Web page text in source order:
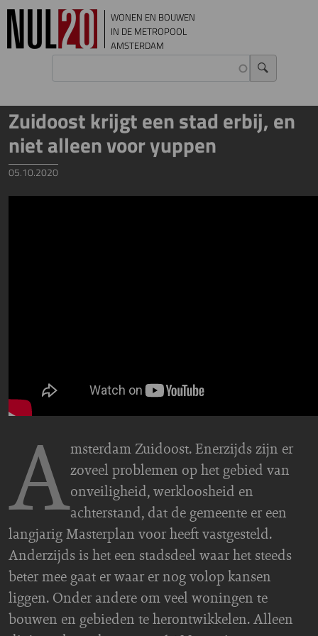
Overslaan en naar de inhoud gaan
WONEN EN BOUWEN
IN DE METROPOOL
AMSTERDAM
Zuidoost krijgt een stad erbij, en
niet alleen voor yuppen
05.10.2020
Amsterdam Zuidoost. Enerzijds zijn er
zoveel problemen op het gebied van
onveiligheid, werkloosheid en
achterstand, dat de gemeente er een
langjarig Masterplan voor heeft vastgesteld.
Anderzijds is het een stadsdeel waar het steeds
beter mee gaat er waar er nog volop kansen
liggen. Onder andere om veel woningen te
bouwen en gebieden te herontwikkelen. Alleen